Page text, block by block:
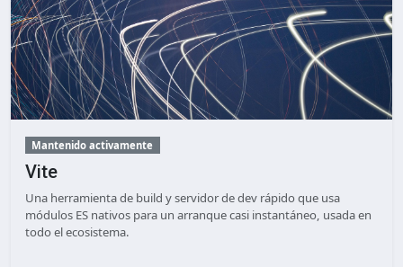
Mantenido activamente
Vite
Una herramienta de build y servidor de dev rápido que usa
módulos ES nativos para un arranque casi instantáneo, usada en
todo el ecosistema.